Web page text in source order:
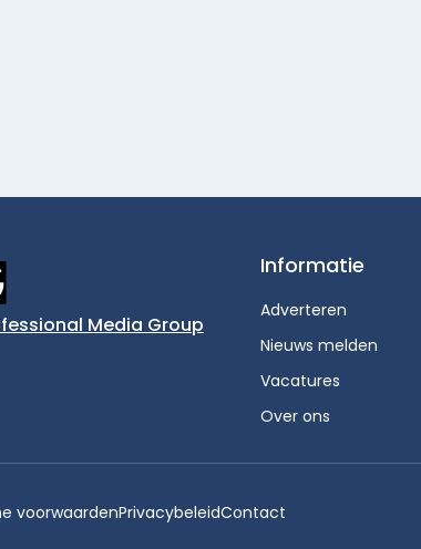
Media Group
Informatie
Adverteren
Nieuws melden
Vacatures
Over ons
voorwaardenPrivacybeleidContact